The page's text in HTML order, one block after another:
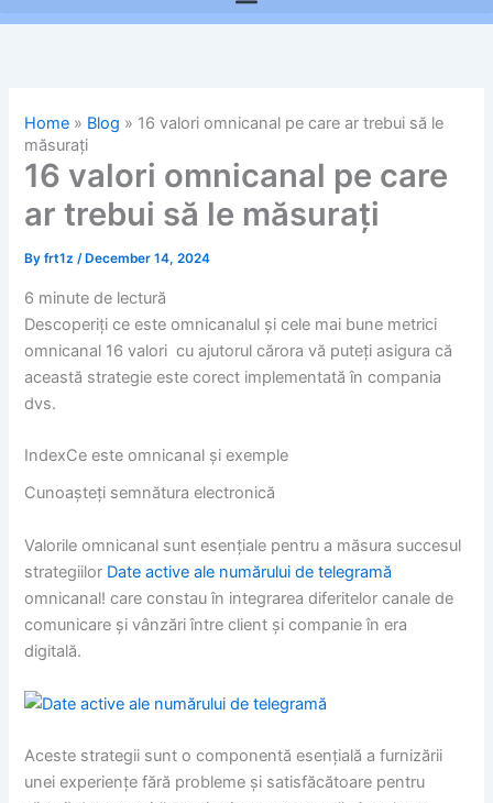
Home » Blog » 16 valori omnicanal pe care ar trebui să le
măsurați
16 valori omnicanal pe care
ar trebui să le măsurați
Byfrt1z/ December 14, 2024
6 minute de lectură
Descoperiți ce este omnicanalul și cele mai bune metrici
omnicanal 16 valori cu ajutorul cărora vă puteți asigura că
această strategie este corect implementată în compania
dvs.
IndexCe este omnicanal și exemple
Cunoașteți semnătura electronică
Valorile omnicanal sunt esențiale pentru a măsura succesul
strategiilor Date active ale numărului de telegramă
omnicanal! care constau în integrarea diferitelor canale de
comunicare și vânzări între client și companie în era
digitală.
Aceste strategii sunt o componentă esențială a furnizării
unei experiențe fără probleme și satisfăcătoare pentru